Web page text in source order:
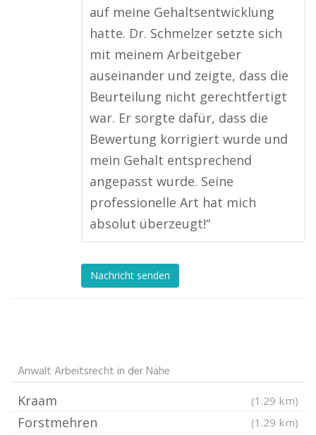
auf meine Gehaltsentwicklung
hatte. Dr. Schmelzer setzte sich
mit meinem Arbeitgeber
auseinander und zeigte, dass die
Beurteilung nicht gerechtfertigt
war. Er sorgte dafür, dass die
Bewertung korrigiert wurde und
mein Gehalt entsprechend
angepasst wurde. Seine
professionelle Art hat mich
absolut überzeugt!“
Nachricht senden
Anwalt Arbeitsrecht in der Nähe
Kraam (1.29 km)
Forstmehren (1.29 km)